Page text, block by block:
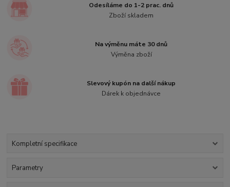
Odesíláme do 1-2 prac. dnů
Zboží skladem
Na výměnu máte 30 dnů
Výměna zboží
Slevový kupón na další nákup
Dárek k objednávce
Kompletní specifikace
Parametry